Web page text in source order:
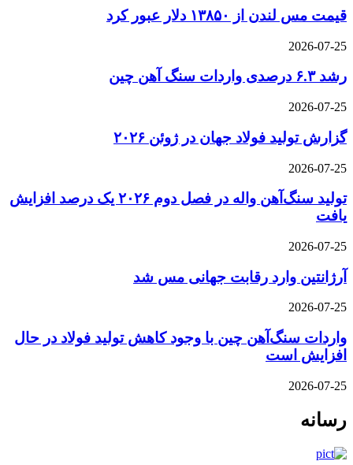
قیمت مس لندن از ۱۳۸۵۰ دلار عبور کرد
2026-07-25
رشد ۶.۳ درصدی واردات سنگ آهن چین
2026-07-25
گزارش تولید فولاد جهان در ژوئن ۲۰۲۶
2026-07-25
تولید سنگ‌آهن واله در فصل دوم ۲۰۲۶ یک درصد افزایش
یافت
2026-07-25
آرژانتین وارد رقابت جهانی مس شد
2026-07-25
واردات سنگ‌آهن چین با وجود کاهش تولید فولاد در حال
افزایش است
2026-07-25
رسانه